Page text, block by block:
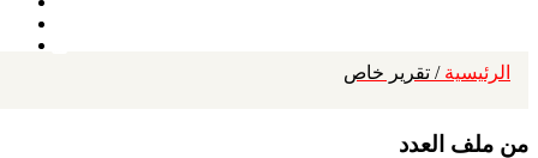
الرئيسية / تقرير خاص
من ملف العدد